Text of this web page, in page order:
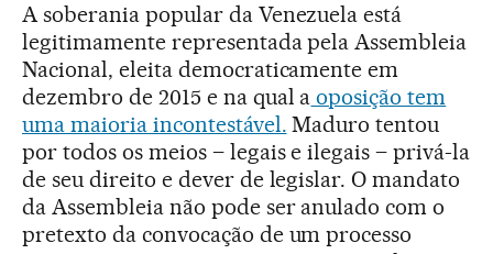
A soberania popular da Venezuela está
legitimamente representada pela Assembleia
Nacional, eleita democraticamente em
dezembro de 2015 e na qual a oposição tem
uma maioria incontestável. Maduro tentou
por todos os meios – legais e ilegais – privá-la
de seu direito e dever de legislar. O mandato
da Assembleia não pode ser anulado com o
pretexto da convocação de um processo